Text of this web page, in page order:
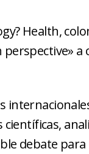
Health,
a
debate